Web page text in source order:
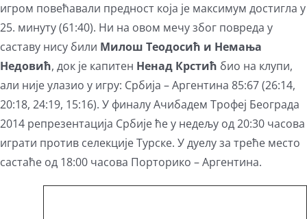
игром повећавали предност која је максимум достигла у
25. минуту (61:40). Ни на овом мечу због повреда у
саставу нису били Милош Теодосић и Немања
Недовић, док је капитен Ненад Крстић био на клупи,
али није улазио у игру: Србија – Аргентина 85:67 (26:14,
20:18, 24:19, 15:16). У финалу Ачибадем Трофеј Београда
2014 репрезентација Србије ће у недељу од 20:30 часова
играти против селекције Турске. У дуелу за треће место
састаће од 18:00 часова Порторико – Аргентина.